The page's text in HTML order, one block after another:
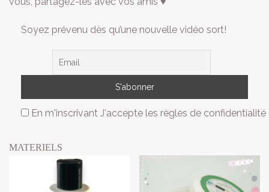
Soyez prévenu dès qu’une nouvelle vidéo sort!
En m'inscrivant J'accepte les règles de confidentialité
MATERIELS